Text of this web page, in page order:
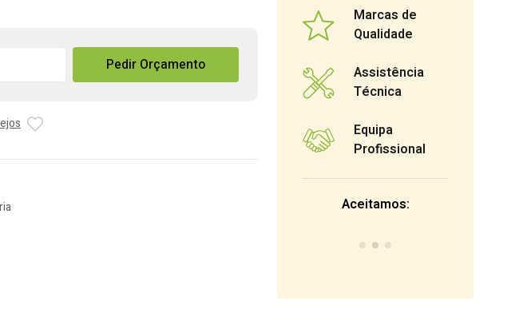
Pedir Orçamento
Marcas de
Qualidade
Assistência
Técnica
Equipa
Profissional
Aceitamos: